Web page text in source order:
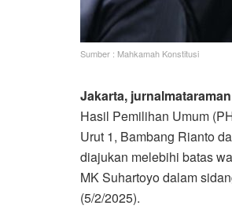
Sumber : Mahkamah Konstitusi
Jakarta,
Hasil Pemilihan Umum
Urut 1, Bambang Rianto
diajukan melebihi batas
MK Suhartoyo dalam
(5/2/2025).